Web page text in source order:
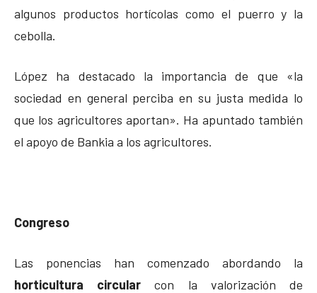
algunos productos hortícolas como el puerro y la
cebolla.
López ha destacado la importancia de que «la
sociedad en general perciba en su justa medida lo
que los agricultores aportan». Ha apuntado también
el apoyo de Bankia a los agricultores.
Congreso
Las ponencias han comenzado abordando la
horticultura circular con la valorización de